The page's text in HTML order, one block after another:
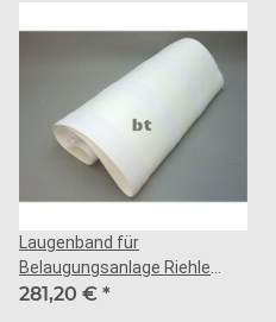
Laugenband für
Belaugungsanlage Riehle
Belma Lang
281,20 € *